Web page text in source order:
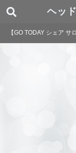
ヘッ
【GO TODAY シェア